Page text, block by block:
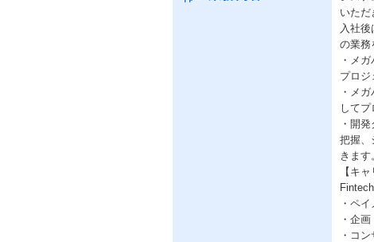
いただ
入社
の業務
・メ
プロジ
・メ
してプ
・開
把握、
きます
【キ
・ペ
・企
・コ